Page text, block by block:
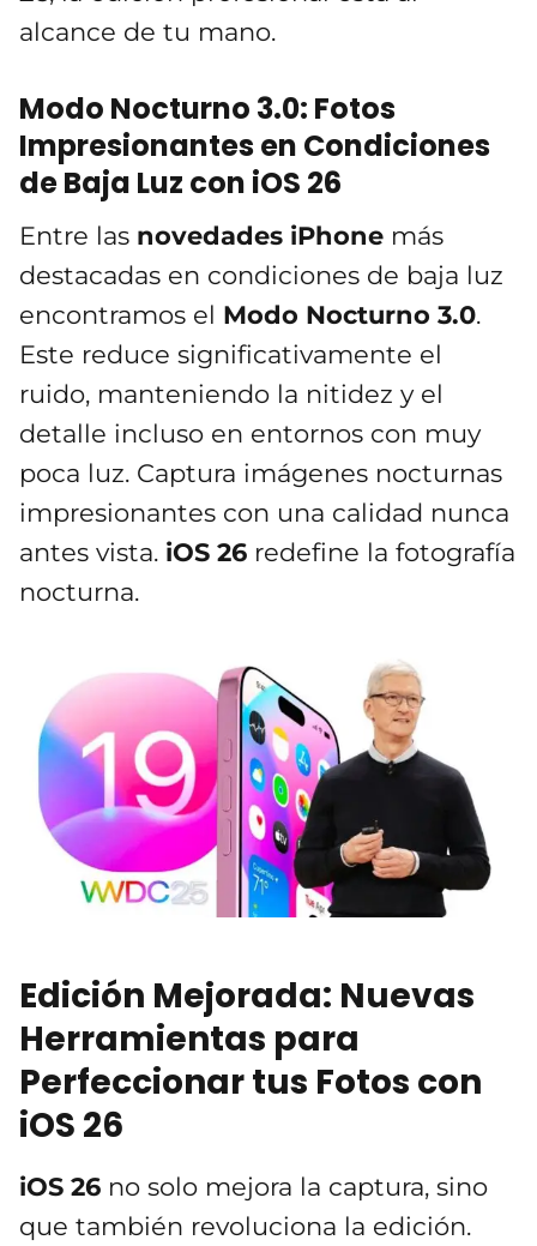
alcance de tu mano.
Modo Nocturno 3.0: Fotos
Impresionantes en Condiciones
de Baja Luz con iOS 26
Entre las novedades iPhone más
destacadas en condiciones de baja luz
encontramos el Modo Nocturno 3.0.
Este reduce significativamente el
ruido, manteniendo la nitidez y el
detalle incluso en entornos con muy
poca luz. Captura imágenes nocturnas
impresionantes con una calidad nunca
antes vista. iOS 26 redefine la fotografía
nocturna.
Edición Mejorada: Nuevas
Herramientas para
Perfeccionar tus Fotos con
iOS 26
iOS 26 no solo mejora la captura, sino
que también revoluciona la edición.